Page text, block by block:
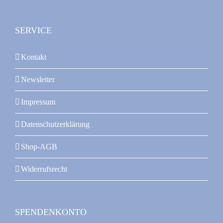
SERVICE
Kontakt
Newsletter
Impressum
Datenschutzerklärung
Shop-AGB
Widerrufsrecht
SPENDENKONTO